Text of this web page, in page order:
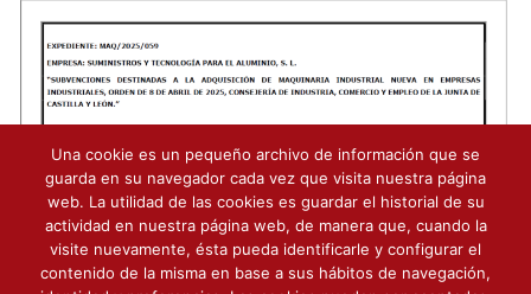
Una cookie es un pequeño archivo de información que se
guarda en su navegador cada vez que visita nuestra página
web. La utilidad de las cookies es guardar el historial de su
actividad en nuestra página web, de manera que, cuando la
visite nuevamente, ésta pueda identificarle y configurar el
contenido de la misma en base a sus hábitos de navegación,